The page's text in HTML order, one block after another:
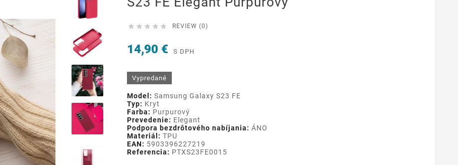
     REVIEW (0)
14,90 € S DPH
Vypredané
Model: Samsung Galaxy S23 FE
Typ: Kryt
Farba: Purpurový
Prevedenie: Elegant
Podpora bezdrôtového nabíjania: ÁNO
Materiál: TPU
EAN: 5903396227219
Referencia: PTXS23FE0015